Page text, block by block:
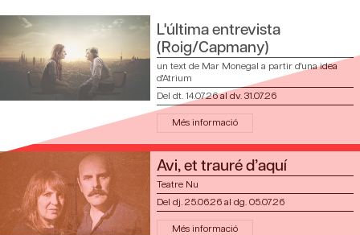
L'última entrevista
(Roig/Capmany)
un text de Mar Monegal a partir d'una idea
d'Atrium
Del dt. 14.07.26al dv. 31.07.26
Més informació
Avi, et trauré d’aquí
Teatre Nu
Del dj. 25.06.26al dg. 05.07.26
Més informació